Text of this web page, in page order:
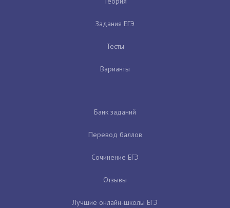
Задания ЕГЭ
Тесты
Варианты
Банк заданий
Перевод баллов
Сочинение ЕГЭ
Отзывы
Лучшие онлайн-школы ЕГЭ